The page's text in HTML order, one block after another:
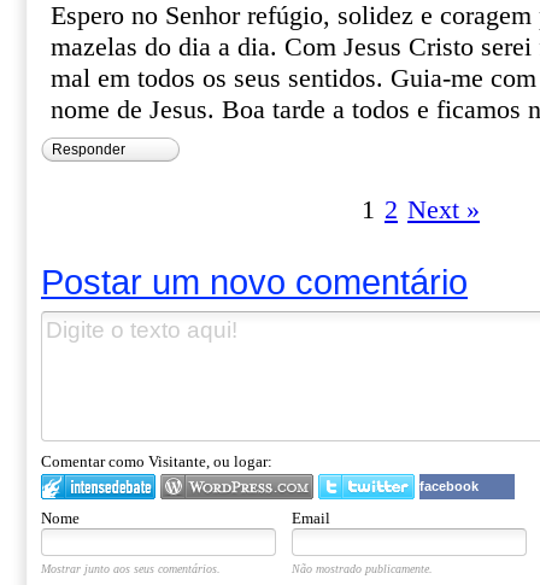
Espero no Senhor refúgio, solidez e coragem
mazelas do dia a dia. Com Jesus Cristo
mal em todos os seus sentidos. Guia-me
nome de Jesus. Boa tarde a todos e ficamos
Responder
1 2 Next »
Postar um novo comentário
Comentar como Visitante, ou logar:
facebook
Nome Email
Mostrar junto aos seus comentários. Não mostrado publicamente.